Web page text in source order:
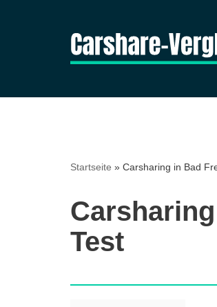
Startseite » Carsharing in Bad
Test